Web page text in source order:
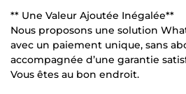
** Une Valeur Ajoutée Inégalée**
Nous proposons une solution
avec un paiement unique, sans
accompagnée d’une garantie
Vous êtes au bon endroit.